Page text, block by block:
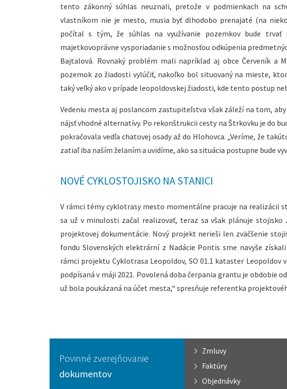
tento zákonný súhlas neuznali, pretože v podmienkach na
vlastníkom nie je mesto, musia byť dlhodobo prenajaté (na
počítal s tým, že súhlas na využívanie pozemkov bude trvať
majetkovoprávne vysporiadanie s možnosťou odkúpenia
Bajtalová. Rovnaký problém mali napríklad aj obce Červeník a
pozemok zo žiadosti vylúčiť, nakoľko bol situovaný na mieste,
taký veľký ako v prípade leopoldovskej žiadosti, kde tento postup
Vedeniu mesta aj poslancom zastupiteľstva však záleží na tom,
nájsť vhodné alternatívy. Po rekonštrukcii cesty na Štrkovku je do
pokračovala vedľa chatovej osady až do Hlohovca. „Veríme, že
zatiaľ iba naším želaním a uvidíme, ako sa situácia postupne bude
NOVÉ CYKLOSTOJISKO NA STANICI
V rámci témy cyklotrasy mesto momentálne pracuje na realizácii
sa už v minulosti začal realizovať, teraz sa však plánuje
projektovej dokumentácie. Nový projekt nerieši len zväčšenie
fondu Slovenských elektrární z Nadácie Pontis sme navyše
rámci projektu Cyklotrasa Leopoldov, SO 01.1 kataster Leopoldov
podpísaná v máji 2021. Povolená doba čerpania grantu je obdobie
už bola poukázaná na účet mesta,“ spresňuje referentka
Povinné zverejňovanie
dokumentov
Zmluvy
Faktúry
Objednávky